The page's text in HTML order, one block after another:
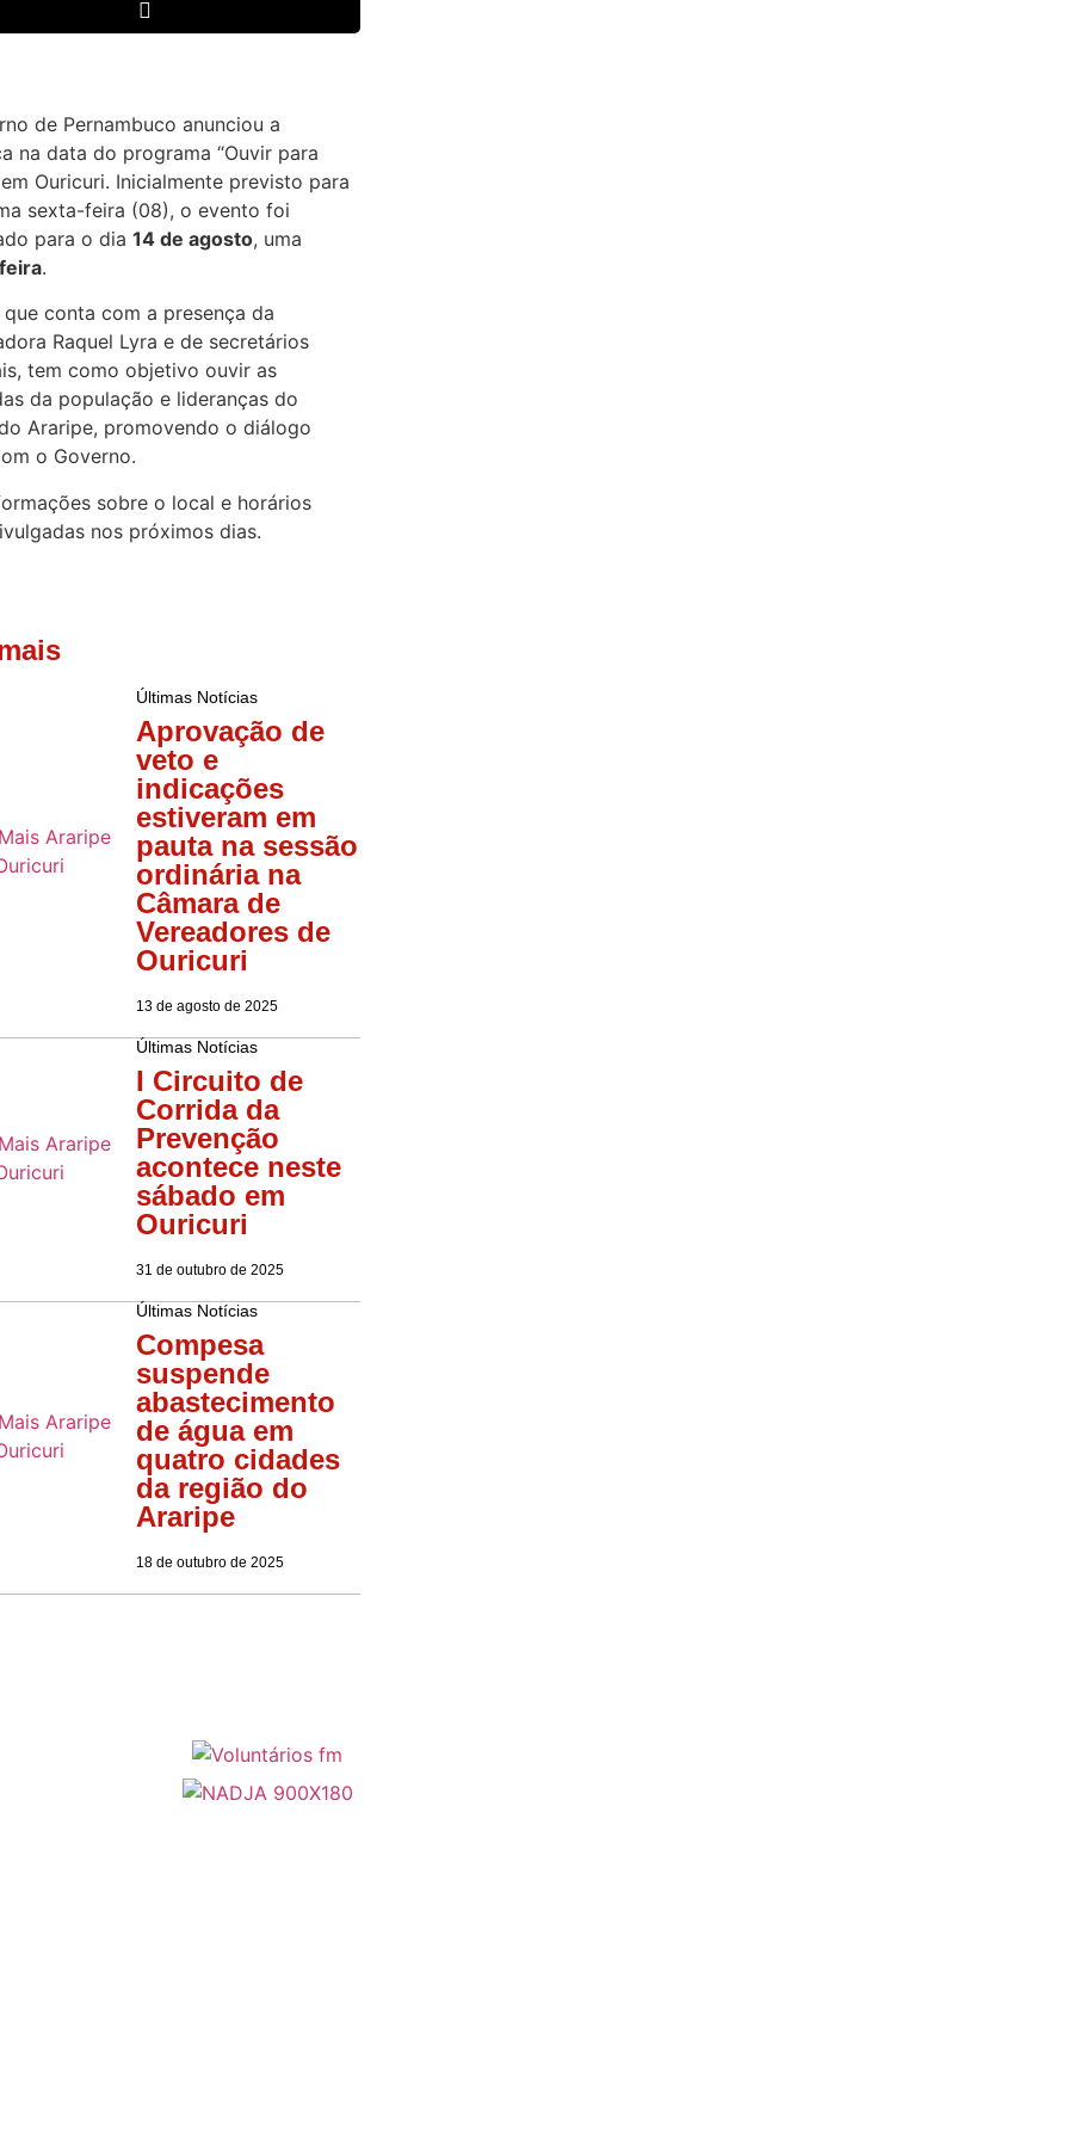
de Pernambuco anunciou a
na data do programa “Ouvir para
Ouricuri. Inicialmente previsto para
sexta-feira (08), o evento foi
para o dia 14 de agosto, uma
.
conta com a presença da
Raquel Lyra e de secretários
tem como objetivo ouvir as
da população e lideranças do
Araripe, promovendo o diálogo
o Governo.
sobre o local e horários
nos próximos dias.
Últimas Notícias
Aprovação de
veto e
indicações
estiveram em
pauta na sessão
ordinária na
Câmara de
Vereadores de
Ouricuri
13 de agosto de 2025
Últimas Notícias
I Circuito de
Corrida da
Prevenção
acontece neste
sábado em
Ouricuri
31 de outubro de 2025
Últimas Notícias
Compesa
suspende
abastecimento
de água em
quatro cidades
da região do
Araripe
18 de outubro de 2025